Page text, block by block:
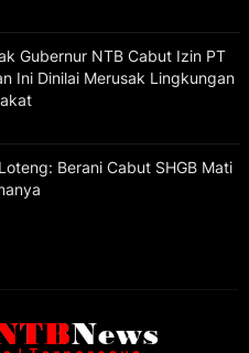
Gubernur NTB Cabut Izin PT
Ini Dinilai Merusak Lingkungan
Berani Cabut SHGB Mati